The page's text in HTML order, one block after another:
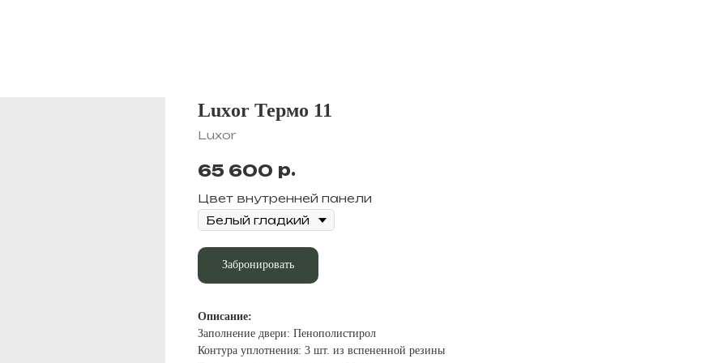
Luxor Термо 11
Luxor
65 600 р.
Цвет внутренней панели
Забронировать
Описание:
Заполнение двери: Пенополистирол
Контура уплотнения: 3 шт. из вспененной резины